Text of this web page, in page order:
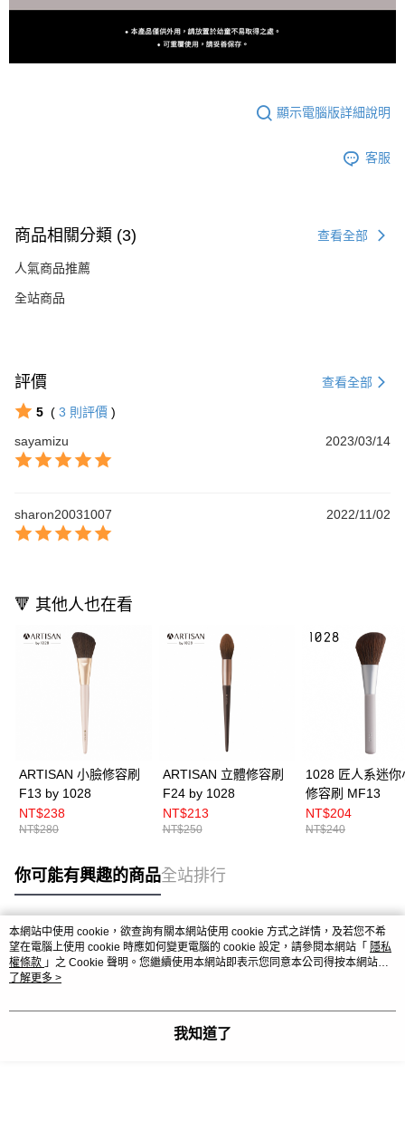
顯示電腦版詳細說明
客服
商品相關分類 (3) 查看全部
人氣商品推薦
全站商品
評價 查看全部
5 ( 3 則評價 )
sayamizu
2023/03/14
sharon20031007 2022/11/02
🔻 其他人也在看
ARTISAN 小臉修容刷
F13 by 1028
NT$238
NT$280
ARTISAN 立體修容刷
F24 by 1028
NT$213
NT$250
1028 匠人系迷你
修容刷 MF13
NT$204
NT$240
你可能有興趣的商品全站排行
熱門標籤
本網站中使用 cookie，欲查詢有關本網站使用 cookie 方式之詳情，及若您不希
望在電腦上使用 cookie 時應如何變更電腦的 cookie 設定，請參閱本網站「 隱私
權條款 」之 Cookie 聲明。您繼續使用本網站即表示您同意本公司得按本網站使
用條款之 Cookie 聲明使用 cookie。
了解更多 >
我知道了